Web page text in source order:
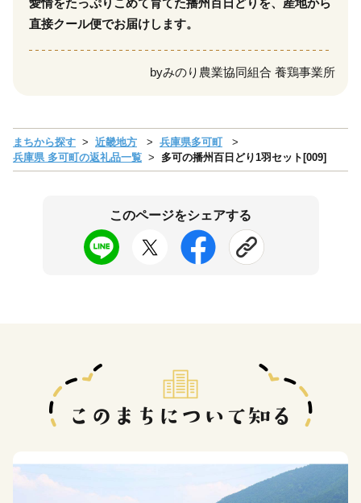
byみのり農業協同組合 養鶏事業所
愛情をたっぷりこめて育てた播州百日どりを、産地から
直接クール便でお届けします。
まちから探す 近畿地方
兵庫県多可町
兵庫県 多可町の返礼品一覧
多可の播州百日どり1羽セット[009]
このページをシェアする